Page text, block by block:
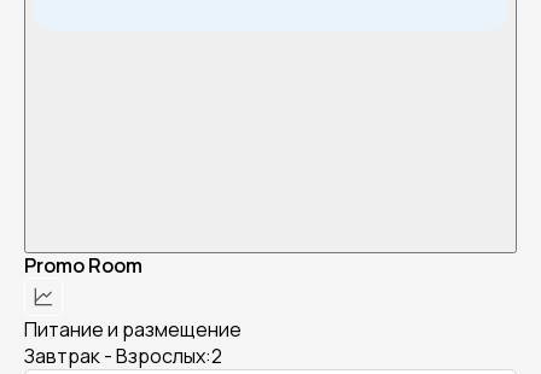
Promo Room
Питание и размещение
Завтрак - Взрослых:2